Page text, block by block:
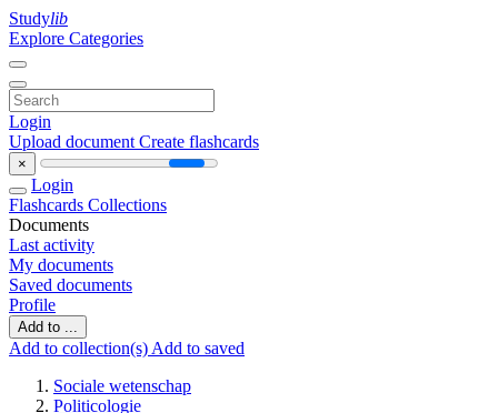
Studylib
Explore Categories
Login
Upload document Create flashcards
×
Login
Flashcards Collections
Documents
Last activity
My documents
Saved documents
Profile
Add to ...
Add to collection(s) Add to saved
Sociale wetenschap
Politicologie